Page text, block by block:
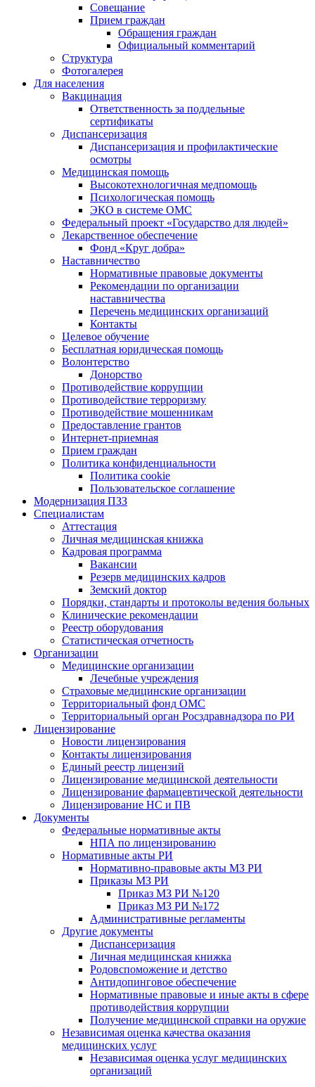
Совещание
Прием граждан
Обращения граждан
Официальный комментарий
Структура
Фотогалерея
Для населения
Вакцинация
Ответственность за поддельные
сертификаты
Диспансеризация
Диспансеризация и профилактические
осмотры
Медицинская помощь
Высокотехнологичная медпомощь
Психологическая помощь
ЭКО в системе ОМС
Федеральный проект «Государство для людей»
Лекарственное обеспечение
Фонд «Круг добра»
Наставничество
Нормативные правовые документы
Рекомендации по организации
наставничества
Перечень медицинских организаций
Контакты
Целевое обучение
Бесплатная юридическая помощь
Волонтерство
Донорство
Противодействие коррупции
Противодействие терроризму
Противодействие мошенникам
Предоставление грантов
Интернет-приемная
Прием граждан
Политика конфиденциальности
Политика cookie
Пользовательское соглашение
Модернизация ПЗЗ
Специалистам
Аттестация
Личная медицинская книжка
Кадровая программа
Вакансии
Резерв медицинских кадров
Земский доктор
Порядки, стандарты и протоколы ведения больных
Клинические рекомендации
Реестр оборудования
Статистическая отчетность
Организации
Медицинские организации
Лечебные учреждения
Страховые медицинские организации
Территориальный фонд ОМС
Территориальный орган Росздравнадзора по РИ
Лицензирование
Новости лицензирования
Контакты лицензирования
Единый реестр лицензий
Лицензирование медицинской деятельности
Лицензирование фармацевтической деятельности
Лицензирование НС и ПВ
Документы
Федеральные нормативные акты
НПА по лицензированию
Нормативные акты РИ
Нормативно-правовые акты МЗ РИ
Приказы МЗ РИ
Приказ МЗ РИ №120
Приказ МЗ РИ №172
Административные регламенты
Другие документы
Диспансеризация
Личная медицинская книжка
Родовспоможение и детство
Антидопинговое обеспечение
Нормативные правовые и иные акты в сфере
противодействия коррупции
Получение медицинской справки на оружие
Независимая оценка качества оказания
медицинских услуг
Независимая оценка услуг медицинскиx
организаций